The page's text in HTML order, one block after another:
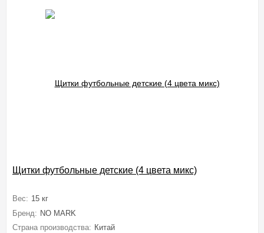
Щитки футбольные детские (4 цвета микс)
Вес: 15 кг
Бренд: NO MARK
Страна производства: Китай